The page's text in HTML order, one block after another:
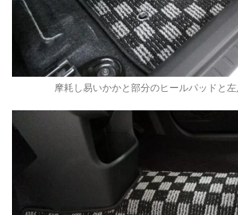
摩耗し易いかかと部分のヒールパッドと